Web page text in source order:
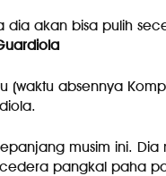
dia akan bisa pulih
absennya
musim ini. Dia
pangkal paha